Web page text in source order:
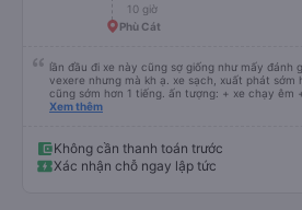
dừng xe thường xuyên theo lịch trình, đặc biệt
đường này một lần nữa vào tuần tới.
10 giờ
Phù Cát
lần đầu đi xe này cũng sợ giống như mấy đánh
vexere nhưng mà kh ạ. xe sạch, xuất phát sớm
cũng sớm hơn 1 tiếng. ấn tượng: + xe chạy êm + tài xế và lơ xe đều thân
thiện dễ thương. thật ra cũng kh tiếp xúc
an sương, xe dừng đúng 3 lần (cả ăn tối) cho khách đi vệ sinh. cái hay
là khi gần tới chỗ ăn tối sẽ có loa thông báo, loa
tế chỉ dừng khoảng 25p, chắc do khách đã lên
Xem thêm
Không cần thanh toán trước
Xác nhận chỗ ngay lập tức